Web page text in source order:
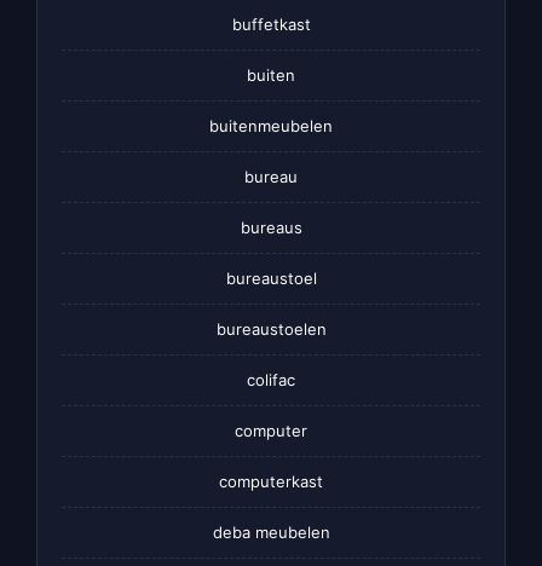
buffetkast
buiten
buitenmeubelen
bureau
bureaus
bureaustoel
bureaustoelen
colifac
computer
computerkast
deba meubelen